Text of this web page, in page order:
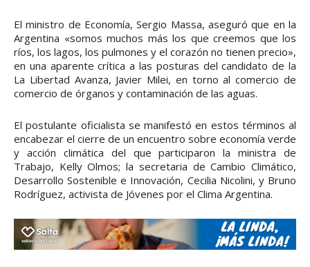
El ministro de Economía, Sergio Massa, aseguró que en la
Argentina «somos muchos más los que creemos que los
ríos, los lagos, los pulmones y el corazón no tienen precio»,
en una aparente crítica a las posturas del candidato de la
La Libertad Avanza, Javier Milei, en torno al comercio de
comercio de órganos y contaminación de las aguas.
El postulante oficialista se manifestó en estos términos al
encabezar el cierre de un encuentro sobre economía verde
y acción climática del que participaron la ministra de
Trabajo, Kelly Olmos; la secretaria de Cambio Climático,
Desarrollo Sostenible e Innovación, Cecilia Nicolini, y Bruno
Rodríguez, activista de Jóvenes por el Clima Argentina.